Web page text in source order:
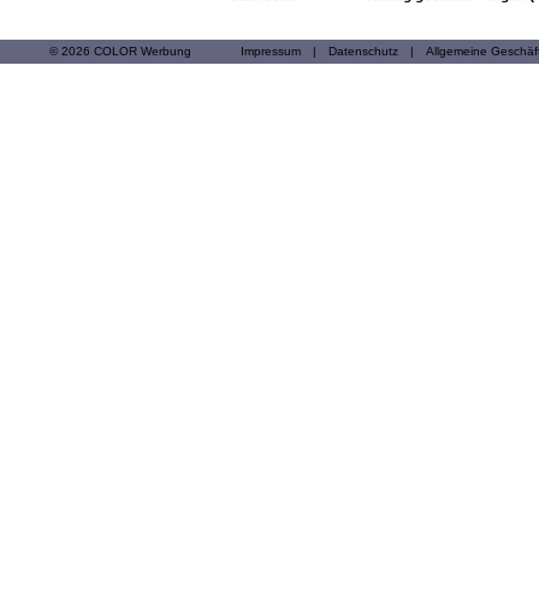
© 2026 COLOR Werbung Impressum | Datenschutz | Allgemeine